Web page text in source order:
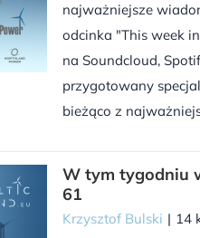
najważniejsze
odcinka "This week
na Soundcloud,
przygotowany
bieżąco z
W tym tygodniu
61
Krzysztof Bulski | 14